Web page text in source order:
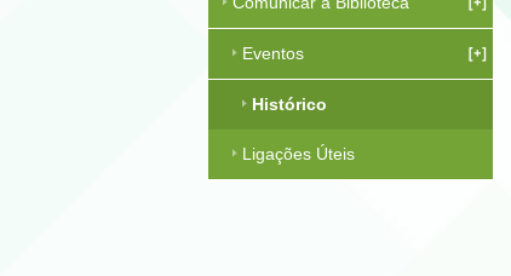
Eventos
Histórico
Ligações Úteis